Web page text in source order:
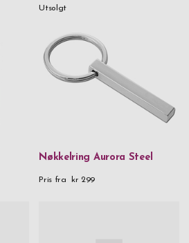
Utsolgt
Nøkkelring Aurora Steel
Pris fra kr 299